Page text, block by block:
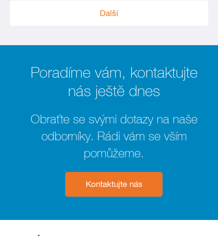
Další
Poradíme vám, kontaktujte
nás ještě dnes
Obraťte se svými dotazy na naše
odborníky. Rádi vám se vším
pomůžeme.
Kontaktujte nás